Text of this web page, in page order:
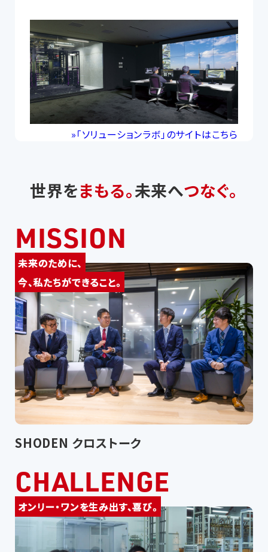
»「ソリューションラボ」のサイトはこちら
世界をまもる。未来へつなぐ。
MISSION
未来のために、
今、私たちができること。
SHODEN クロストーク
CHALLENGE
オンリー・ワンを生み出す、喜び。